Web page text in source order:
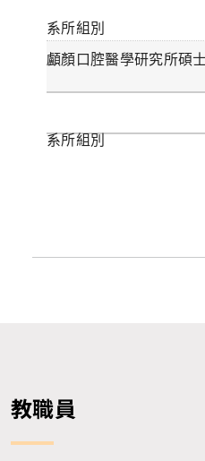
教職員